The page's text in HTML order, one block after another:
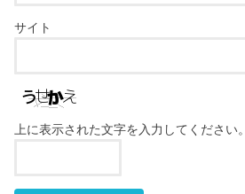
サイト
上に表示された文字を入力してください。